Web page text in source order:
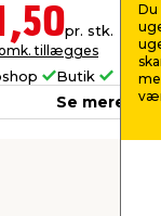
pr. stk.
tillægges
Butik
Se mere
Du